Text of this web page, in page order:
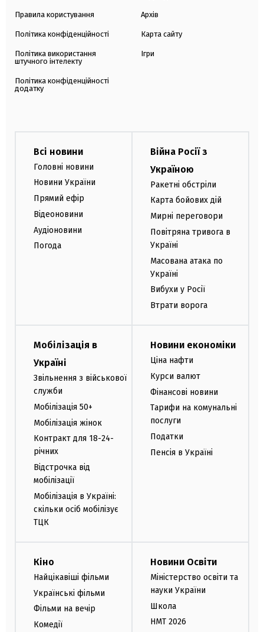
Правила користування
Політика конфіденційності
Політика використання
штучного інтелекту
Політика конфіденційності
додатку
Архів
Карта сайту
Ігри
Всі новини
Головні новини
Новини України
Прямий ефір
Відеоновини
Аудіоновини
Погода
Війна Росії з
Україною
Ракетні обстріли
Карта бойових дій
Мирні переговори
Повітряна тривога в
Україні
Масована атака по
Україні
Вибухи у Росії
Втрати ворога
Мобілізація в
Україні
Звільнення з військової
служби
Мобілізація 50+
Мобілізація жінок
Контракт для 18-24-
річних
Відстрочка від
мобілізації
Мобілізація в Україні:
скільки осіб мобілізує
ТЦК
Новини економіки
Ціна нафти
Курси валют
Фінансові новини
Тарифи на комунальні
послуги
Податки
Пенсія в Україні
Кіно
Найцікавіші фільми
Українські фільми
Фільми на вечір
Комедії
Новини Освіти
Міністерство освіти та
науки України
Школа
НМТ 2026